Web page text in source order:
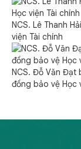
NCS. Lê Thanh
viện Tài chính
NCS. Đỗ Văn Đạt
đồng bảo vệ Học